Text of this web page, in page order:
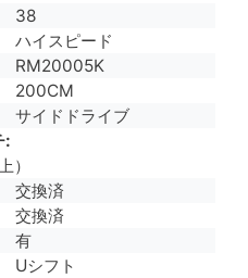
38
ハイスピード
RM20005K
200CM
サイドドライブ
）
交換済
交換済
有
Uシフト